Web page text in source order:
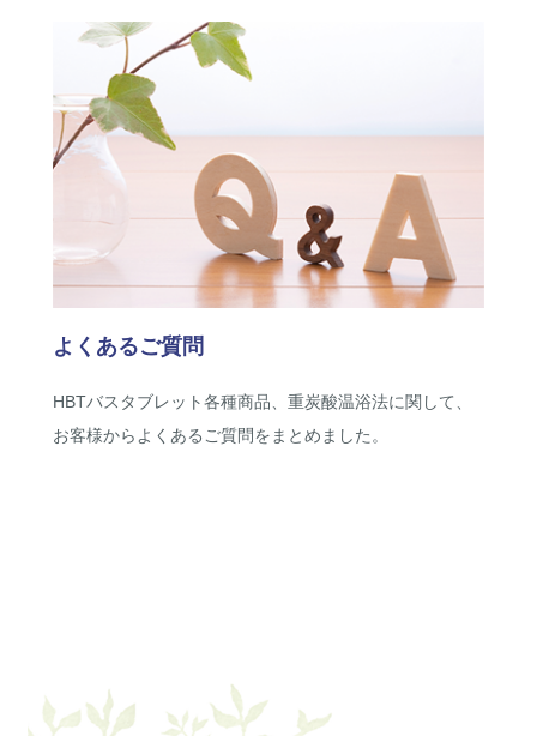
よくあるご質問
HBTバスタブレット各種商品、重炭酸温浴法に関して、
お客様からよくあるご質問をまとめました。